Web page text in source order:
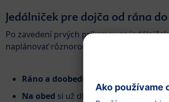
Jedálniček pre dojča od rána
Po zavedení prvých príkrmov sa
naplánovať rôznorodejšiu „slávnostnú
Ráno a doobedie
Na obed si už dieťatko môže